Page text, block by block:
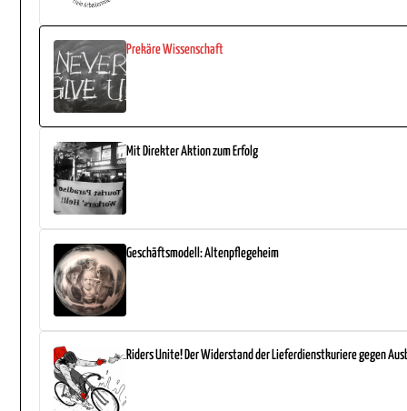
Prekäre Wissenschaft
Mit Direkter Aktion zum Erfolg
Geschäftsmodell: Altenpflegeheim
Riders Unite! Der Widerstand der Lieferdienstkuriere gegen